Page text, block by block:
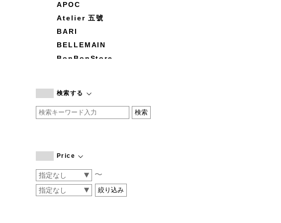
APOC
Atelier 五號
BARI
BELLEMAIN
BonBonStore
by basics
CATWORTH
COGTHEBIGSMOKE
CONVERSE
DEAN & DELUCA
検索する
Price
〜